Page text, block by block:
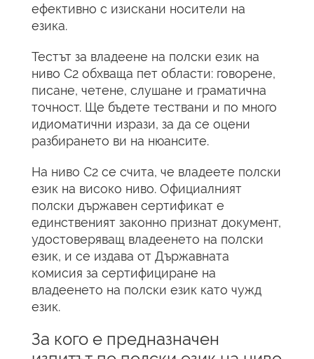
ефективно с изискани носители на
езика.
Тестът за владеене на полски език на
ниво C2 обхваща пет области: говорене,
писане, четене, слушане и граматична
точност. Ще бъдете тествани и по много
идиоматични изрази, за да се оцени
разбирането ви на нюансите.
На ниво C2 се счита, че владеете полски
език на високо ниво. Официалният
полски държавен сертификат е
единственият законно признат документ,
удостоверяващ владеенето на полски
език, и се издава от Държавната
комисия за сертифициране на
владеенето на полски език като чужд
език.
За кого е предназначен